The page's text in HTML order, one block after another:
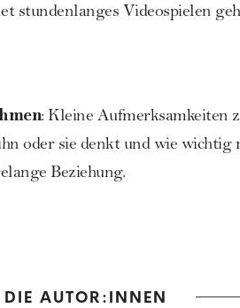
stundenlanges Videospielen
: Kleine Aufmerksamkeiten
oder sie denkt und wie wichtig
Beziehung.
DIE AUTOR:INNEN